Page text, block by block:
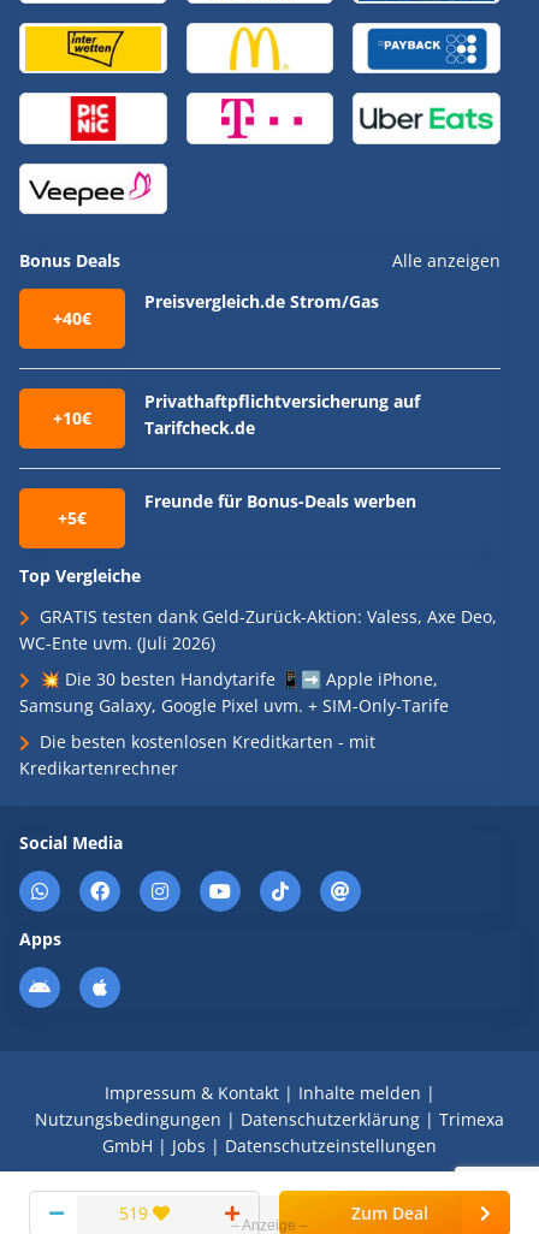
519 Zum Deal
Bonus Deals Alle anzeigen
+40€
Preisvergleich.de Strom/Gas
+10€
Privathaftpflichtversicherung auf
Tarifcheck.de
+5€
Freunde für Bonus-Deals werben
Top Vergleiche
GRATIS testen dank Geld-Zurück-Aktion: Valess, Axe Deo,
WC-Ente uvm. (Juli 2026)
💥 Die 30 besten Handytarife 📱➡️ Apple iPhone,
Samsung Galaxy, Google Pixel uvm. + SIM-Only-Tarife
Die besten kostenlosen Kreditkarten - mit
Kredikartenrechner
Social Media
Apps
Impressum & Kontakt| Inhalte melden |
Nutzungsbedingungen | Datenschutzerklärung | Trimexa
GmbH | Jobs | Datenschutzeinstellungen
© 2008 - 2026 Schnäppchen Blog mit Doktortitel -
DealDoktor.de